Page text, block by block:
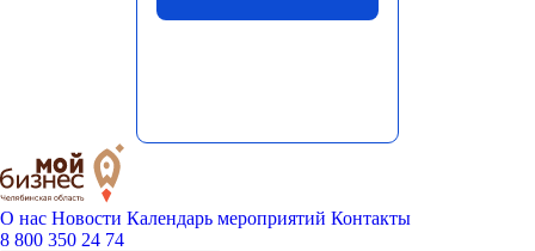
О нас Новости Календарь мероприятий Контакты
8 800 350 24 74